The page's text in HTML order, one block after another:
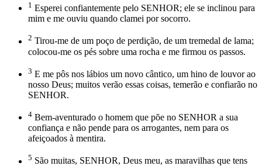
1 Esperei confiantemente pelo SENHOR; ele se inclinou para
mim e me ouviu quando clamei por socorro.
2 Tirou-me de um poço de perdição, de um tremedal de lama;
colocou-me os pés sobre uma rocha e me firmou os passos.
3 E me pôs nos lábios um novo cântico, um hino de louvor ao
nosso Deus; muitos verão essas coisas, temerão e confiarão no
SENHOR.
4 Bem-aventurado o homem que põe no SENHOR a sua
confiança e não pende para os arrogantes, nem para os
afeiçoados à mentira.
5 São muitas, SENHOR, Deus meu, as maravilhas que tens